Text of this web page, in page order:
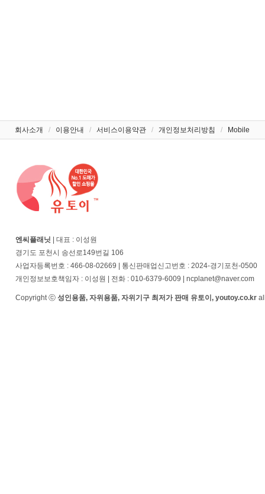
회사소개 / 이용안내 / 서비스이용약관 / 개인정보처리방침 / Mobile
엔씨플래닛 | 대표 : 이성원
경기도 포천시 송선로149번길 106
사업자등록번호 : 466-08-02669 | 통신판매업신고번호 : 2024-경기포천-0500
개인정보보호책임자 : 이성원 | 전화 : 010-6379-6009 | ncplanet@naver.com
Copyright ⓒ 성인용품, 자위용품, 자위기구 최저가 판매 유토이, youtoy.co.kr